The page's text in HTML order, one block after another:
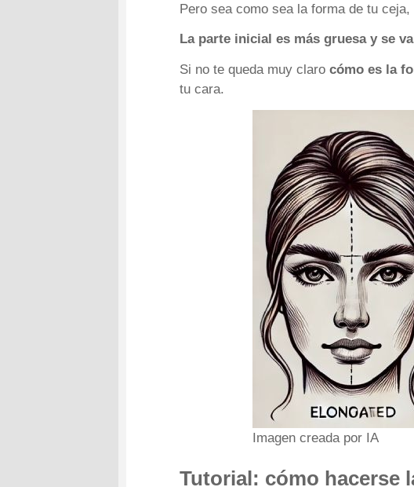
Pero sea como sea la forma de tu
La parte inicial es más gruesa y se
Si no te queda muy clarocómo es la
tu cara.
Imagen creada por IA
Tutorial: cómo hacerse